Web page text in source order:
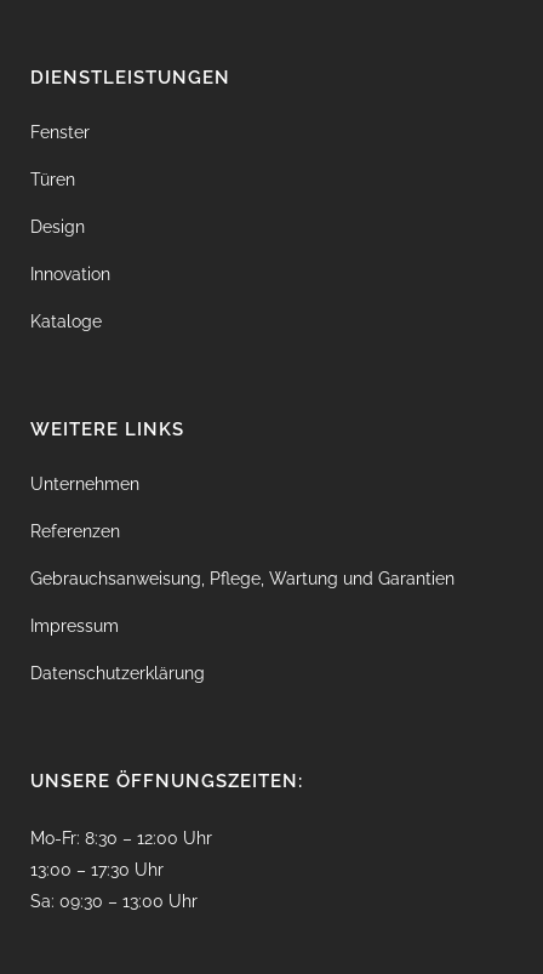
DIENSTLEISTUNGEN
Fenster
Türen
Design
Innovation
Kataloge
WEITERE LINKS
Unternehmen
Referenzen
Gebrauchsanweisung, Pflege, Wartung und Garantien
Impressum
Datenschutzerklärung
UNSERE ÖFFNUNGSZEITEN:
Mo-Fr: 8:30 – 12:00 Uhr
13:00 – 17:30 Uhr
Sa: 09:30 – 13:00 Uhr